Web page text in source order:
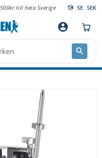
till hela Sverige SE SEK
account_circle